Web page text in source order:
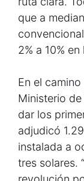
que a
2% a 10%
En el
Ministerio
dar los
adjudicó
instalada a
tres solares.